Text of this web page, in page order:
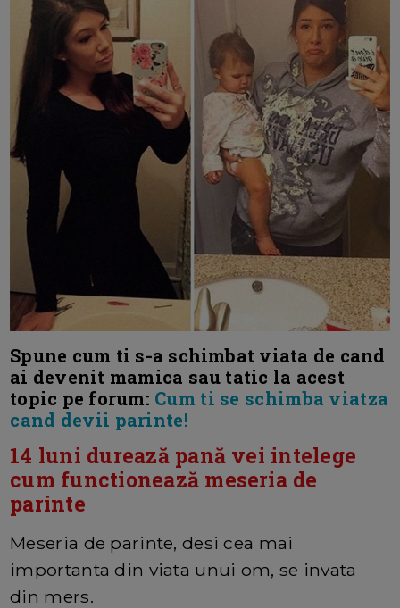
Spune cum ti s-a schimbat viata de cand
ai devenit mamica sau tatic la acest
topic pe forum: Cum ti se schimba viatza
cand devii parinte!
14 luni durează pană vei intelege
cum functionează meseria de
parinte
Meseria de parinte, desi cea mai
importanta din viata unui om, se invata
din mers.